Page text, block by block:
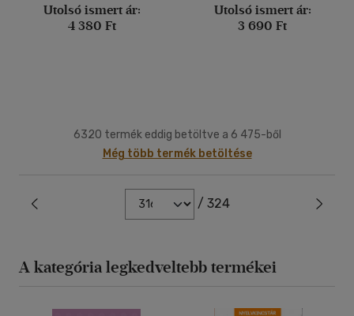
Utolsó ismert ár:
4 380 Ft
Utolsó ismert ár:
3 690 Ft
6320 termék eddig betöltve a 6 475-ből
Még több termék betöltése
/ 324
A kategória legkedveltebb termékei